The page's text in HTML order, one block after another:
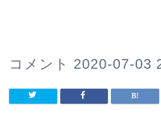
コメント 2020-07-03